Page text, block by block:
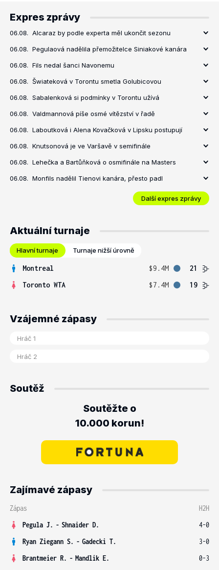
Expres zprávy
06.08. Alcaraz by podle experta měl ukončit sezonu
06.08. Pegulaová nadělila přemožitelce Siniakové kanára
06.08. Fils nedal šanci Navonemu
06.08. Šwiateková v Torontu smetla Golubicovou
06.08. Sabalenková si podmínky v Torontu užívá
06.08. Valdmannová píše osmé vítězství v řadě
06.08. Laboutková i Alena Kovačková v Lipsku postupují
06.08. Knutsonová je ve Varšavě v semifinále
06.08. Lehečka a Bartůňková o osmifinále na Masters
06.08. Monfils nadělil Tienovi kanára, přesto padl
Další expres zprávy
Aktuální turnaje
Hlavní turnaje Turnaje nižší úrovně
Montreal $9.4M
21
Toronto WTA
$7.4M 19
Vzájemné zápasy
Soutěž
Soutěžte o
10.000 korun!
Zajímavé zápasy
Zápas
H2H
Pegula J. - Shnaider D.
4-0
Ryan Ziegann S. - Gadecki T.
3-0
Brantmeier R. - Mandlik E.
0-3